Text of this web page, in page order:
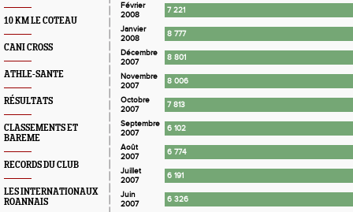
10 KM LE COTEAU
CANI CROSS
ATHLE-SANTE
RÉSULTATS
CLASSEMENTS ET
BAREME
RECORDS DU CLUB
LES INTERNATIONAUX
ROANNAIS
Février
2008
7 221
Janvier
2008
8 777
Décembre
2007
8 801
Novembre
2007
8 006
Octobre
2007
7 813
Septembre
2007
6 102
Août
2007
6 774
Juillet
2007
6 191
Juin
2007
6 326